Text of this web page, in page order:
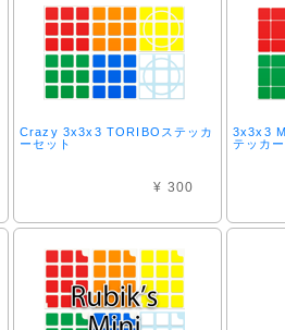
Crazy 3x3x3 TORIBOステッカ
ーセット
¥ 300
3x3x3
テッカ